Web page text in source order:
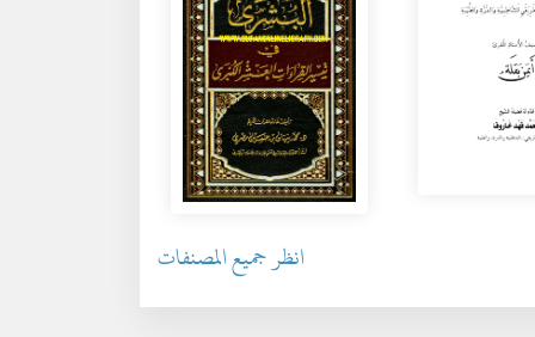
انظر جميع المصنفات